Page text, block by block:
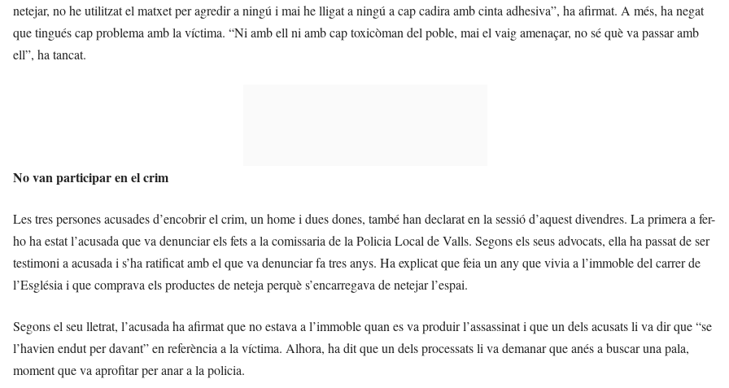
netejar, no he utilitzat el matxet per agredir a ningú i mai he lligat a ningú a cap cadira amb cinta adhesiva”, ha afirmat. A més, ha negat
que tingués cap problema amb la víctima. “Ni amb ell ni amb cap toxicòman del poble, mai el vaig amenaçar, no sé què va passar amb
ell”, ha tancat.
No van participar en el crim
Les tres persones acusades d’encobrir el crim, un home i dues dones, també han declarat en la sessió d’aquest divendres. La primera a fer-
ho ha estat l’acusada que va denunciar els fets a la comissaria de la Policia Local de Valls. Segons els seus advocats, ella ha passat de ser
testimoni a acusada i s’ha ratificat amb el que va denunciar fa tres anys. Ha explicat que feia un any que vivia a l’immoble del carrer de
l’Església i que comprava els productes de neteja perquè s’encarregava de netejar l’espai.
Segons el seu lletrat, l’acusada ha afirmat que no estava a l’immoble quan es va produir l’assassinat i que un dels acusats li va dir que “se
l’havien endut per davant” en referència a la víctima. Alhora, ha dit que un dels processats li va demanar que anés a buscar una pala,
moment que va aprofitar per anar a la policia.